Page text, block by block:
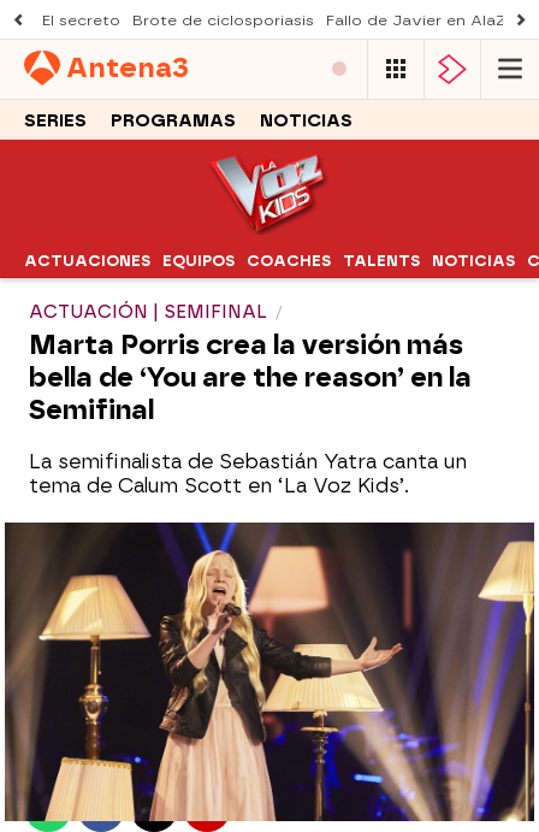
El secreto Brote de ciclosporiasis Fallo de Javier en AlaZ
Antena3
SERIES PROGRAMAS NOTICIAS
ACTUACIONES EQUIPOS COACHES TALENTS NOTICIAS
ACTUACIÓN | SEMIFINAL
Marta Porris crea la versión más
bella de ‘You are the reason’ en la
Semifinal
La semifinalista de Sebastián Yatra canta un
tema de Calum Scott en ‘La Voz Kids’.
Jennifer Álvarez
Madrid
Publicado:16 de julio de 2022, 23:43
WhatsappFacebook
X Flipboard